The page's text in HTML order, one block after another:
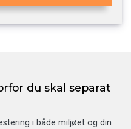
du skal separat
i både miljøet og din